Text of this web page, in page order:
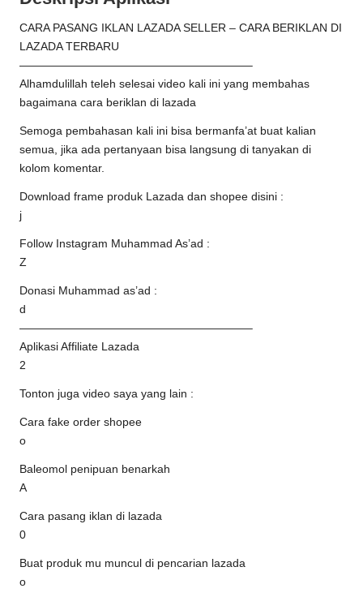
CARA PASANG IKLAN LAZADA SELLER – CARA BERIKLAN DI
LAZADA TERBARU
————————————————————–
Alhamdulillah teleh selesai video kali ini yang membahas
bagaimana cara beriklan di lazada
Semoga pembahasan kali ini bisa bermanfa’at buat kalian
semua, jika ada pertanyaan bisa langsung di tanyakan di
kolom komentar.
Download frame produk Lazada dan shopee disini :
j
Follow Instagram Muhammad As’ad :
Z
Donasi Muhammad as’ad :
d
————————————————————–
Aplikasi Affiliate Lazada
2
Tonton juga video saya yang lain :
Cara fake order shopee
o
Baleomol penipuan benarkah
A
Cara pasang iklan di lazada
0
Buat produk mu muncul di pencarian lazada
o